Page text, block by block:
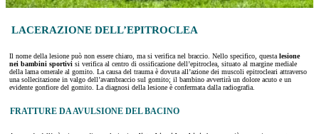
LACERAZIONE DELL’EPITROCLEA
Il nome della lesione può non essere chiaro, ma si verifica nel braccio. Nello specifico, questalesione
nei bambini sportivi si verifica al centro di ossificazione dell’epitroclea, situato al margine mediale
della lama omerale al gomito. La causa del trauma è dovuta all’azione dei muscoli epitrocleari attraverso
una sollecitazione in valgo dell’avambraccio sul gomito; il bambino avvertirà un dolore acuto e un
evidente gonfiore del gomito. La diagnosi della lesione è confermata dalla radiografia.
FRATTURE DA AVULSIONE DEL BACINO